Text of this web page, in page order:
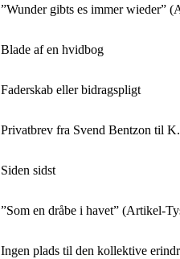
”Wunder gibts es immer wieder”
Blade af en hvidbog
Faderskab eller bidragspligt
Privatbrev fra Svend Bentzon til
Siden sidst
”Som en dråbe i havet” (Artikel-
Ingen plads til den kollektive